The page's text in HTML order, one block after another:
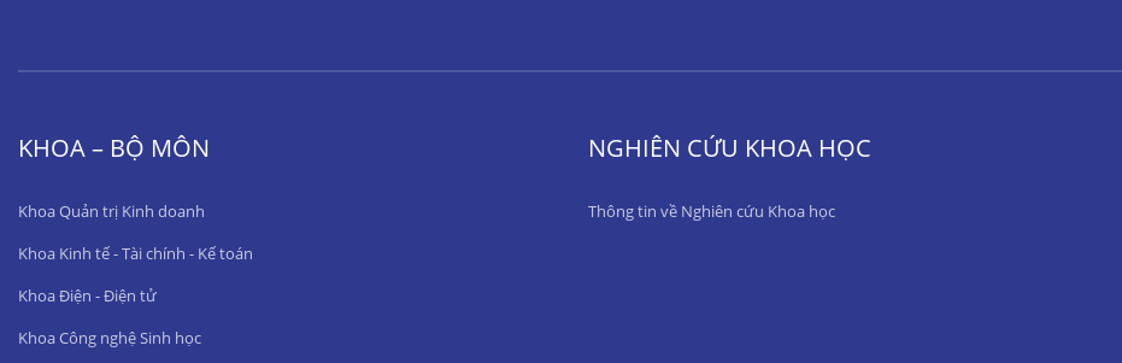
KHOA – BỘ MÔN
Khoa Quản trị Kinh doanh
Khoa Kinh tế - Tài chính - Kế toán
Khoa Điện - Điện tử
Khoa Công nghệ Sinh học
NGHIÊN CỨU KHOA HỌC
Thông tin về Nghiên cứu Khoa học